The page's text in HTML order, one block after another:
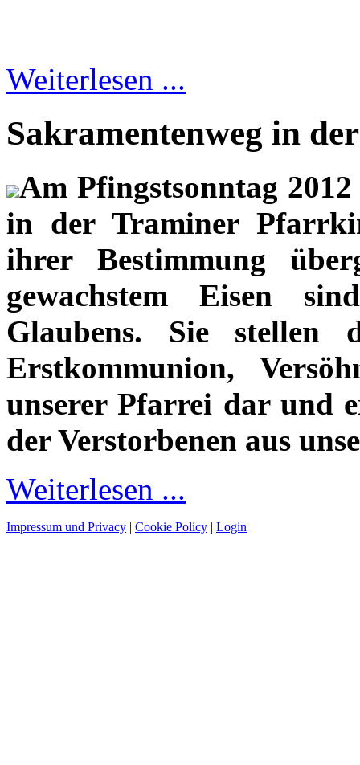
Weiterlesen ...
Sakramentenweg in
Am Pfingstsonntag
in der Traminer
ihrer Bestimmung
gewachstem Eisen
Glaubens. Sie
Erstkommunion,
unserer Pfarrei dar und
der Verstorbenen aus
Weiterlesen ...
Impressum und Privacy | Cookie Policy | Login